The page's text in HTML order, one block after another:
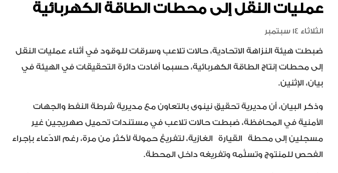
عمليات النقل إلى محطات الطاقة الكهربائية
الثلاثاء 14 سبتمبر
ضبطت هيئة النزاهة الاتحادية، حالات تلاعب وسرقات للوقود في أثناء عمليات النقل
إلى محطات إنتاج الطاقة الكهربائية، حسبما أفادت دائرة التحقيقات في الهيئة في
بيان، الإثنين.
وذكر البيان، أن مديرية تحقيق نينوى بالتعاون مع مديرية شرطة النفط والجهات
الأمنية في المحافظة، ضبطت حالات تلاعب في مستندات تحميل صهريجين غير
مسجلين إلى محطة القيارة الغازية، لتفريغ حمولة لأكثر من مرة، رغم الادّعاء بإجراء
الفحص للمنتوج وتسلُّمه وتفريغه داخل المحطة.